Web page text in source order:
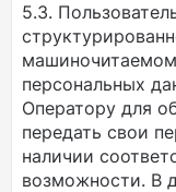
5.3.
персональных
Оператору для
передать свои
наличии
возможности. В